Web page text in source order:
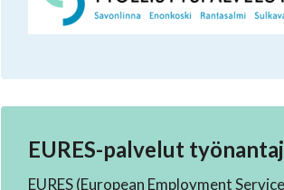
EURES-palvelut
EURES (European Employment